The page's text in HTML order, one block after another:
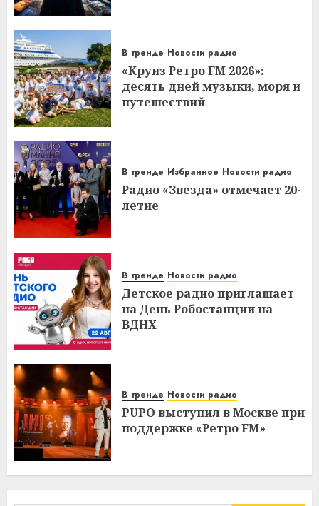
В тренде Новости радио
«Круиз Ретро FM 2026»:
десять дней музыки, моря и
путешествий
В тренде Избранное Новости радио
Радио «Звезда» отмечает 20-
летие
В тренде Новости радио
Детское радио приглашает
на День Робостанции на
ВДНХ
В тренде Новости радио
PUPO выступил в Москве при
поддержке «Ретро FM»